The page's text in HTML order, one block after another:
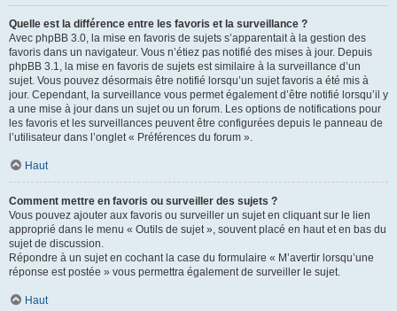
Quelle est la différence entre les favoris et la surveillance ?
Avec phpBB 3.0, la mise en favoris de sujets s’apparentait à la gestion des
favoris dans un navigateur. Vous n’étiez pas notifié des mises à jour. Depuis
phpBB 3.1, la mise en favoris de sujets est similaire à la surveillance d’un
sujet. Vous pouvez désormais être notifié lorsqu’un sujet favoris a été mis à
jour. Cependant, la surveillance vous permet également d’être notifié lorsqu’il y
a une mise à jour dans un sujet ou un forum. Les options de notifications pour
les favoris et les surveillances peuvent être configurées depuis le panneau de
l’utilisateur dans l’onglet « Préférences du forum ».
Haut
Comment mettre en favoris ou surveiller des sujets ?
Vous pouvez ajouter aux favoris ou surveiller un sujet en cliquant sur le lien
approprié dans le menu « Outils de sujet », souvent placé en haut et en bas du
sujet de discussion.
Répondre à un sujet en cochant la case du formulaire « M’avertir lorsqu’une
réponse est postée » vous permettra également de surveiller le sujet.
Haut